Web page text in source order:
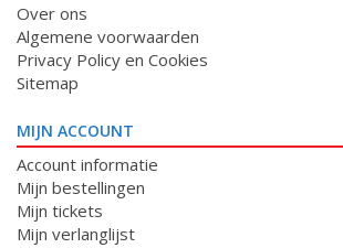
Over ons
Algemene voorwaarden
Privacy Policy en Cookies
Sitemap
MIJN ACCOUNT
Account informatie
Mijn bestellingen
Mijn tickets
Mijn verlanglijst